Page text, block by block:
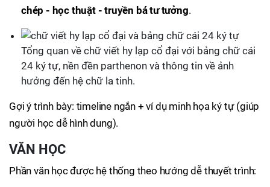
chép - học thuật - truyền bá tư tưởng.
Tổng quan về chữ viết hy lạp cổ đại với bảng chữ cái
24 ký tự, nền đền parthenon và thông tin về ảnh
hưởng đến hệ chữ la tinh.
Gợi ý trình bày: timeline ngắn + ví dụ minh họa ký tự (giúp
người học dễ hình dung).
VĂN HỌC
Phần văn học được hệ thống theo hướng dễ thuyết trình: